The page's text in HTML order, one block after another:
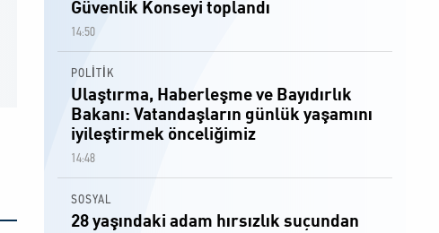
Güvenlik Konseyi toplandı
14:50
POLİTİK
Ulaştırma, Haberleşme ve Bayıdırlık
Bakanı: Vatandaşların günlük yaşamını
iyileştirmek önceliğimiz
14:48
SOSYAL
28 yaşındaki adam hırsızlık suçundan